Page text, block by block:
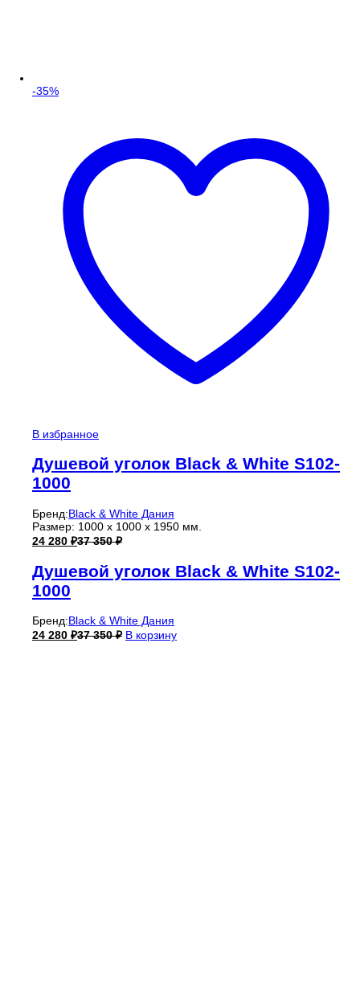
-35%
В избранное
Душевой уголок Black & White S102-
1000
Бренд:Black & White Дания
Размер: 1000 х 1000 х 1950 мм.
24 280 ₽37 350₽
Душевой уголок Black & White S102-
1000
Бренд:Black & White Дания
24 280 ₽37 350₽ В корзину